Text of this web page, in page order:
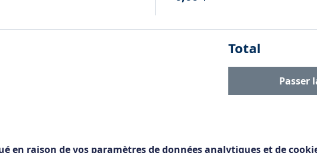
Total
Passer
en raison de vos paramètres de données analytiques et de